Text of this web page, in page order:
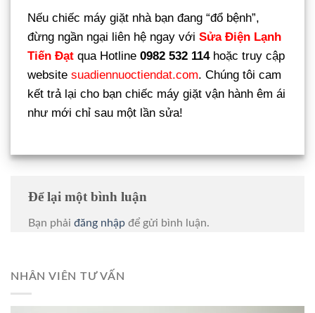
Nếu chiếc máy giặt nhà bạn đang “đổ bệnh”,
đừng ngần ngại liên hệ ngay với Sửa Điện Lạnh
Tiến Đạt qua Hotline 0982 532 114hoặc truy cập
website suadiennuoctiendat.com. Chúng tôi cam
kết trả lại cho bạn chiếc máy giặt vận hành êm ái
như mới chỉ sau một lần sửa!
Để lại một bình luận
Bạn phải đăng nhập để gửi bình luận.
NHÂN VIÊN TƯ VẤN